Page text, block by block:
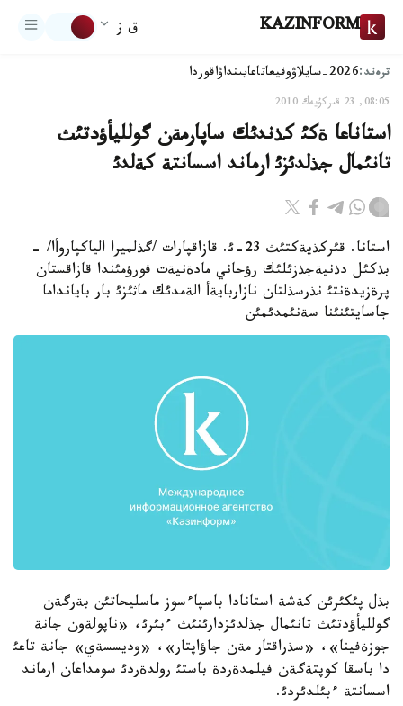
KAZINFORM ق ز
ترەند:2026-سايلاۋ وقيعاتاعايىنداۋاقوردا
08:05, 23 قىركۇيەك 2010
استاناعا ةكئ كذندئك ساپارمةن گولليأؤدتئث
تانئمال جذلدئزئ ارماند اسسانتة كةلدئ
استانا. قئركذيةكتئث 23-ئ. قازاقپارات /گذلميرا الياكپاروأا/ -
بذكئل دذنيةجذزئلئك رؤحاني مادةنيةت فورؤمئندا قازاقستان
پرةزيدةنتئ نذرسذلتان نازاربايةأ الةمدئك ماثئزئ بار بايانداما
جاسايتئنئنا سةنئمدئمئن
بذل پئكئرئن كةشة استانادا باسپاءسوز ماسليحاتئن بةرگةن
گولليأؤدتئث تانئمال جذلدئزدارئنئث ءبئرئ، «ناپولةون جانة
جوزةفينا»، «سذراقتار مةن جاؤاپتار»، «وديسسةي» جانة تاعئ
دا باسقا كوپتةگةن فيلمدةردة باستئ رولدةردئ سومداعان ارماند
اسسانتة ءبئلدئردئ.